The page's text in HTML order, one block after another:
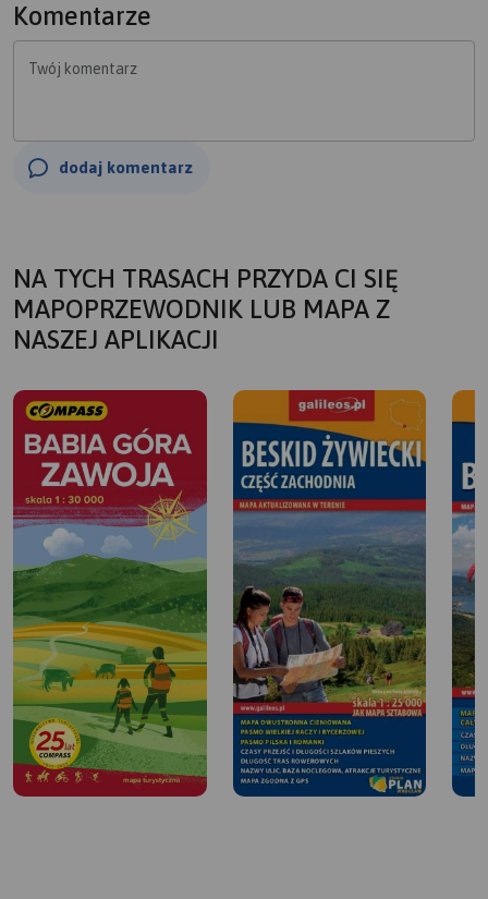
Komentarze
Twój komentarz
dodaj komentarz
NA TYCH TRASACH PRZYDA CI SIĘ
MAPOPRZEWODNIK LUB MAPA Z
NASZEJ APLIKACJI